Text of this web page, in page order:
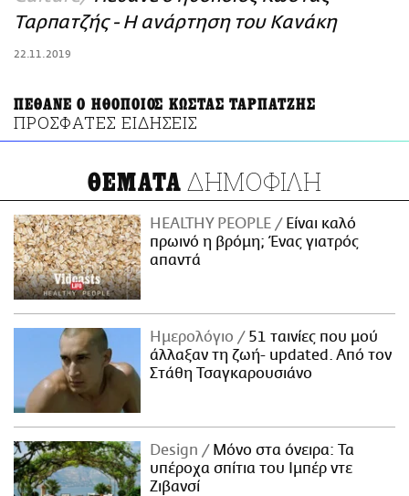
ΑΜΠΑ
PRINT
Ταρπατζής - Η ανάρτηση του Κανάκη
22.11.2019
ΠΕΘΑΝΕ Ο ΗΘΟΠΟΙΟΣ ΚΩΣΤΑΣ ΤΑΡΠΑΤΖΗΣ
ΠΡΟΣΦΑΤΕΣ ΕΙΔΗΣΕΙΣ
ΘΕΜΑΤΑ ΔΗΜΟΦΙΛΗ
HEALTHY PEOPLE
Είναι καλό
πρωινό η βρόμη; Ένας γιατρός
απαντά
Ημερολόγιο
51 ταινίες που μού
άλλαξαν τη ζωή- updated. Aπό τον
Στάθη Τσαγκαρουσιάνο
Design
Μόνο στα όνειρα: Τα
υπέροχα σπίτια του Ιμπέρ ντε
Ζιβανσί